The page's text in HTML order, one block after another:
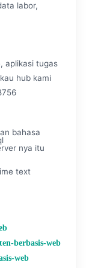
labor,
aplikasi tugas
hub kami
bahasa
nya itu
text
berbasis-web
web